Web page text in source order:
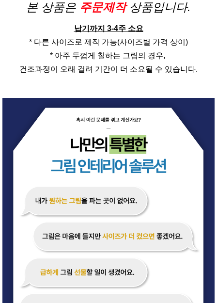
본 상품은 주문제작 상품입니다.
납기까지 3-4주 소요
* 다른 사이즈로 제작 가능(사이즈별 가격 상이)
* 아주 두껍게 칠하는 그림의 경우,
건조과정이 오래 걸려 기간이 더 소요될 수 있습니다.